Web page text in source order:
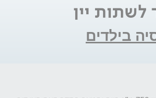
יין
בילדים